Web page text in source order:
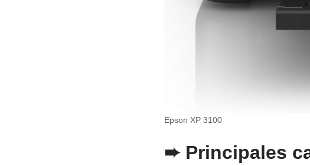
Epson XP 3100
➨ Principales